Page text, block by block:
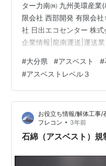
ター力南㈱ 九州美環産
限会社 西部開発 有限会
社 日出エコセンター 株
企業情報|龍南運送|運送
#大分県 #アスベスト #
#アスベストレベル３
お役立ち情報/解体工事
フレコン • 3年前
石綿（アスベスト）規